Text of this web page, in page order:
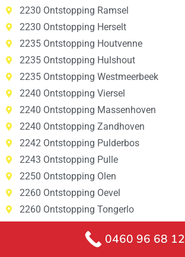
2230 Ontstopping Ramsel
2230 Ontstopping Herselt
2235 Ontstopping Houtvenne
2235 Ontstopping Hulshout
2235 Ontstopping Westmeerbeek
2240 Ontstopping Viersel
2240 Ontstopping Massenhoven
2240 Ontstopping Zandhoven
2242 Ontstopping Pulderbos
2243 Ontstopping Pulle
2250 Ontstopping Olen
2260 Ontstopping Oevel
2260 Ontstopping Tongerlo
2260 Ontstopping Zoerle-Parwijs
0460 96 68 12